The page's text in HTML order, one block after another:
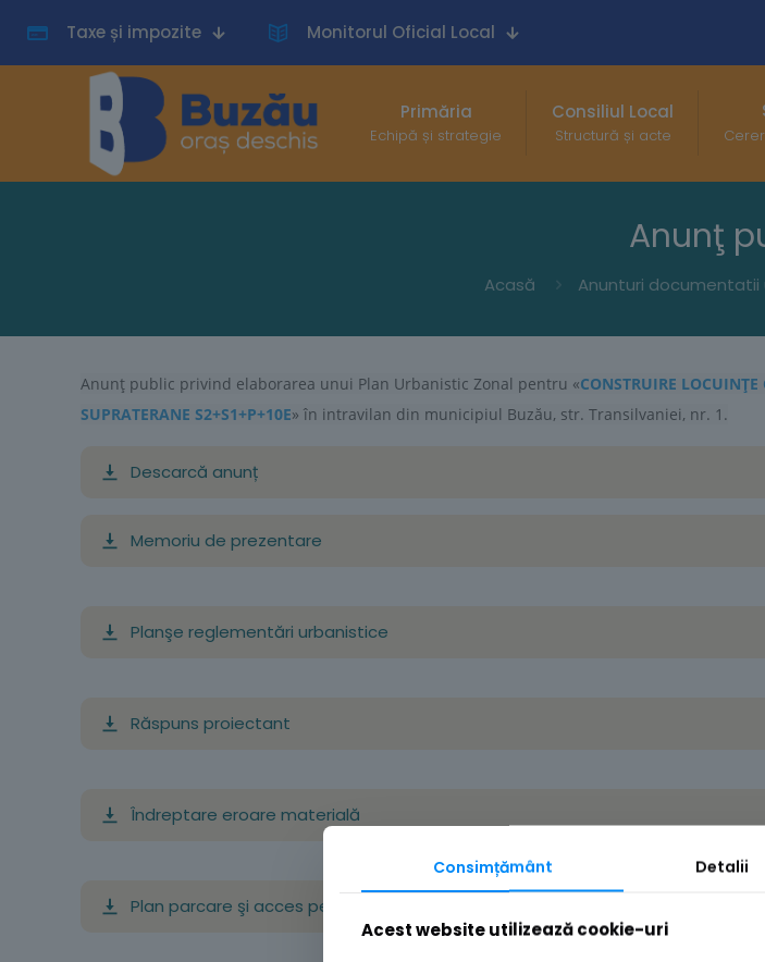
Taxe și impozite Monitorul Oficial Local
Primăria
Echipă și strategie
Consiliul Local
Structură și acte
Anunţ
Acasă Anunturi documentatii
Anunţ public privind elaborarea unui Plan Urbanistic Zonal pentru «CONSTRUIRE LOCUINŢE
SUPRATERANE S2+S1+P+10E» în intravilan din municipiul Buzău, str. Transilvaniei, nr. 1.
Descarcă anunț
Memoriu de prezentare
Planşe reglementări urbanistice
Răspuns proiectant
Îndreptare eroare materială
Plan parcare şi acces pentru documentaţie PUZ
Consimțământ Detalii
Acest website utilizează cookie-uri